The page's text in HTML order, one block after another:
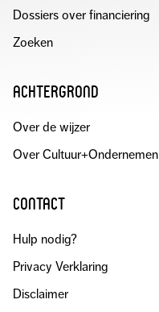
Dossiers over financiering
Zoeken
achtergrond
Over de wijzer
Over Cultuur+Ondernemen
contact
Hulp nodig?
Privacy Verklaring
Disclaimer